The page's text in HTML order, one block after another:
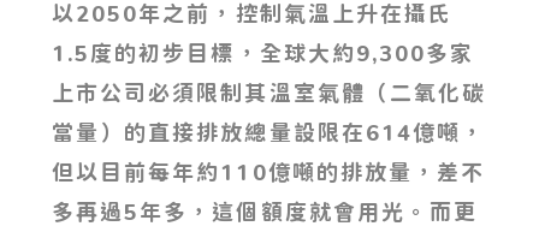
以2050年之前，控制氣溫上升在攝氏
1.5度的初步目標，全球大約9,300多家
上市公司必須限制其溫室氣體（二氧化碳
當量）的直接排放總量設限在614億噸，
但以目前每年約110億噸的排放量，差不
多再過5年多，這個額度就會用光。而更